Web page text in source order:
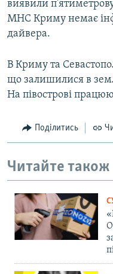
виявили
МНС Криму немає
дайвера.
В Криму та
що залишилися в
На півострові
Поділитись
Читайте також